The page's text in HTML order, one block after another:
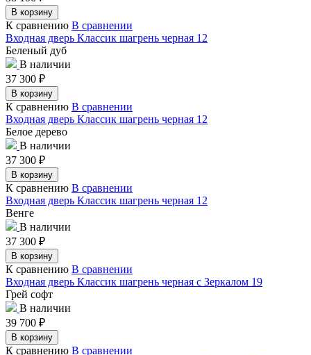
В корзину
К сравнению В сравнении
Входная дверь Классик шагрень черная 12
Беленый дуб
В наличии
37 300 ₽
В корзину
К сравнению В сравнении
Входная дверь Классик шагрень черная 12
Белое дерево
В наличии
37 300 ₽
В корзину
К сравнению В сравнении
Входная дверь Классик шагрень черная 12
Венге
В наличии
37 300 ₽
В корзину
К сравнению В сравнении
Входная дверь Классик шагрень черная с Зеркалом 19
Грей софт
В наличии
39 700 ₽
В корзину
К сравнению В сравнении